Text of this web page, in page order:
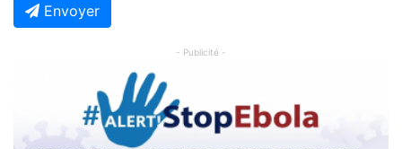
Envoyer
- Publicité -